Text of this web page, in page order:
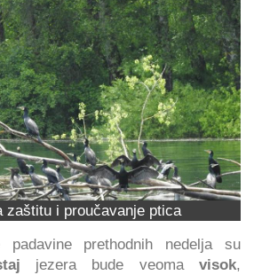
zaštitu i proučavanje ptica
prethodnih nedelja su
jezera bude veomavisok,